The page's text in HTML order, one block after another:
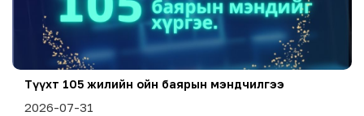
Түүхт 105 жилийн ойн баярын мэндчилгээ
2026-07-31